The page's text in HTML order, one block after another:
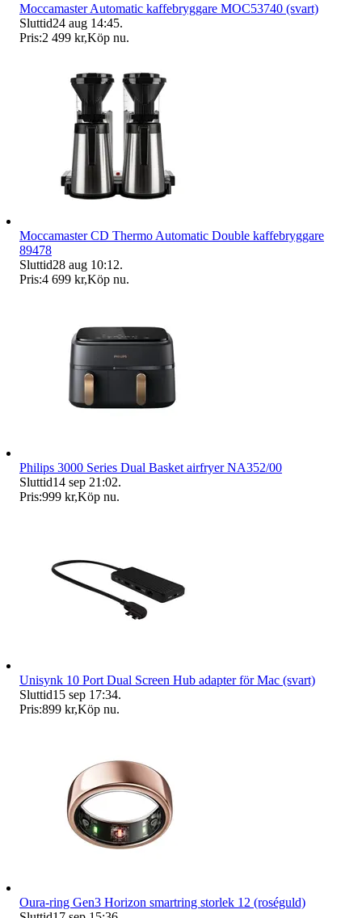
Moccamaster Automatic kaffebryggare MOC53740 (svart)
Sluttid24 aug 14:45.
Pris:2 499 kr,Köp nu.
Moccamaster CD Thermo Automatic Double kaffebryggare
89478
Sluttid28 aug 10:12.
Pris:4 699 kr,Köp nu.
Philips 3000 Series Dual Basket airfryer NA352/00
Sluttid14 sep 21:02.
Pris:999 kr,Köp nu.
Unisynk 10 Port Dual Screen Hub adapter för Mac (svart)
Sluttid15 sep 17:34.
Pris:899 kr,Köp nu.
Oura-ring Gen3 Horizon smartring storlek 12 (roséguld)